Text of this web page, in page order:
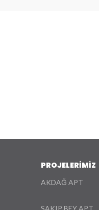
PROJELERİMİZ
AKDAĞ APT
SAKIP BEY APT.